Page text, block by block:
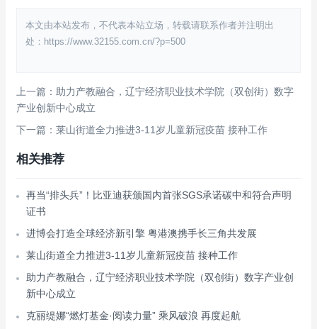
本文由本站发布，不代表本站立场，转载请联系作者并注明出
处：https://www.32155.com.cn/?p=500
上一篇：助力产教融合，辽宁经济职业技术学院（双创街）数字
产业创新中心成立
下一篇：莱山街道全力推进3-11岁儿童新冠疫苗 接种工作
相关推荐
再当“排头兵”！比亚迪获颁国内首张SGS承诺碳中和符合声明
证书
进博会打造全球经济新引擎 粤港澳携手长三角共发展
莱山街道全力推进3-11岁儿童新冠疫苗 接种工作
助力产教融合，辽宁经济职业技术学院（双创街）数字产业创
新中心成立
克丽缇娜“燃灯基金·阅读力量” 乘风破浪 再度起航